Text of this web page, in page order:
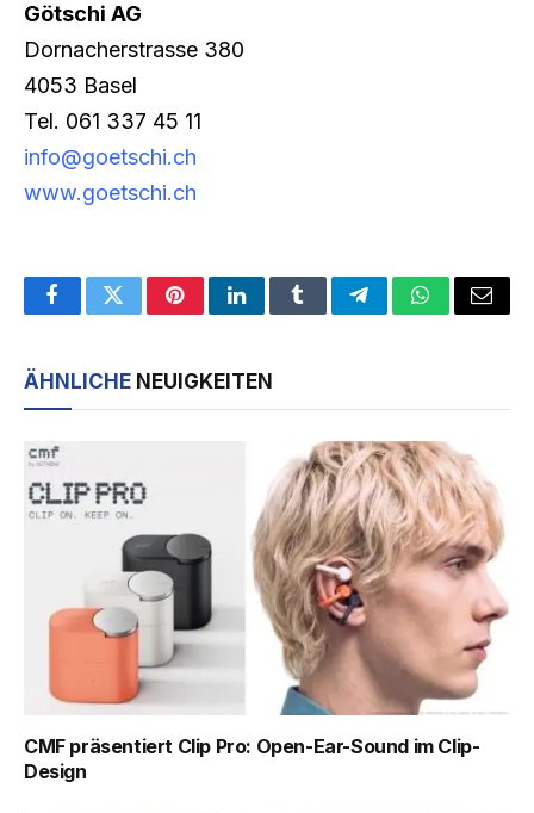
Götschi AG
Dornacherstrasse 380
4053 Basel
Tel. 061 337 45 11
info@goetschi.ch
www.goetschi.ch
FacebookTwitterPinterestLinkedInTumblrTelegramWhatsApp
Email
ÄHNLICHE NEUIGKEITEN
CMF präsentiert Clip Pro: Open-Ear-Sound im Clip-
Design